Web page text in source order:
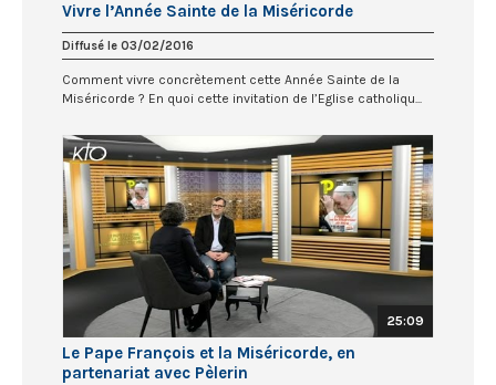
Vivre l’Année Sainte de la Miséricorde
Diffusé le 03/02/2016
Comment vivre concrètement cette Année Sainte de la
Miséricorde ? En quoi cette invitation de l’Eglise catholiqu...
25:09
Le Pape François et la Miséricorde, en
partenariat avec Pèlerin